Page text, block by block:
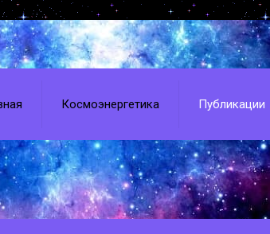
Космоэнергетика Публикации